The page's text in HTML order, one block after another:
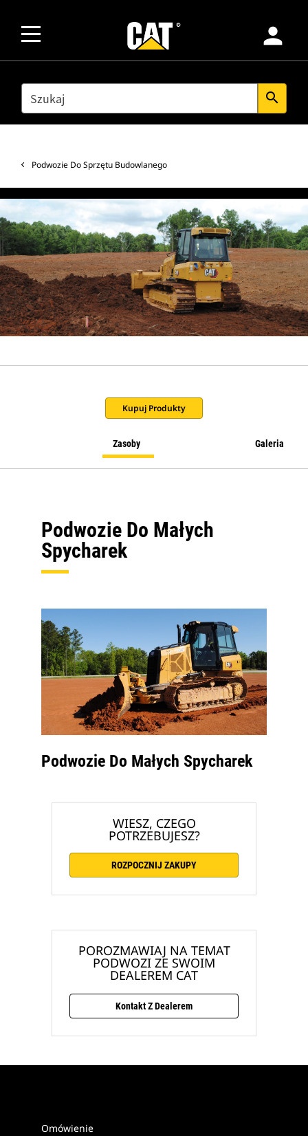
person
SEARCH search
Podwozie Do Sprzętu Budowlanego
Kupuj Produkty
Zasoby Galeria
Podwozie Do Małych
Spycharek
Podwozie Do Małych Spycharek
WIESZ, CZEGO
POTRZEBUJESZ?
ROZPOCZNIJ ZAKUPY
POROZMAWIAJ NA TEMAT
PODWOZI ZE SWOIM
DEALEREM CAT
Kontakt Z Dealerem
Omówienie